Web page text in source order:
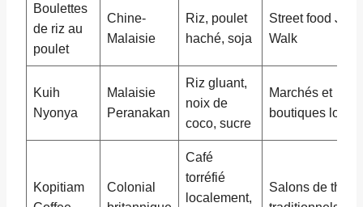
Boulettes
de riz au
poulet
Chine-
Malaisie
Riz, poulet
haché, soja
Street food
Walk
Kuih
Nyonya
Malaisie
Peranakan
Riz gluant,
noix de
coco, sucre
Marchés et
boutiques
Kopitiam
Colonial
Café
torréfié
localement,
Salons de thé